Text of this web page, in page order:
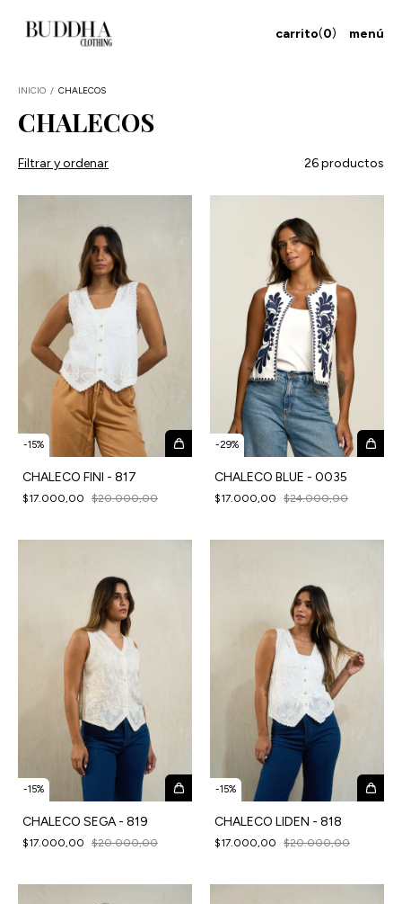
menú
carrito(0)
INICIO / CHALECOS
CHALECOS
Filtrar y ordenar 26 productos
-15%
CHALECO FINI - 817
$17.000,00 $20.000,00
-29%
CHALECO BLUE - 0035
$17.000,00 $24.000,00
-15%
CHALECO SEGA - 819
$17.000,00 $20.000,00
-15%
CHALECO LIDEN - 818
$17.000,00 $20.000,00